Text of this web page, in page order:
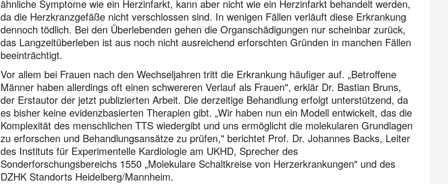
ähnliche Symptome wie ein Herzinfarkt, kann aber nicht wie ein Herzinfarkt behandelt werden,
da die Herzkranzgefäße nicht verschlossen sind. In wenigen Fällen verläuft diese Erkrankung
dennoch tödlich. Bei den Überlebenden gehen die Organschädigungen nur scheinbar zurück,
das Langzeitüberleben ist aus noch nicht ausreichend erforschten Gründen in manchen Fällen
beeinträchtigt.
Vor allem bei Frauen nach den Wechseljahren tritt die Erkrankung häufiger auf. „Betroffene
Männer haben allerdings oft einen schwereren Verlauf als Frauen", erklär Dr. Bastian Bruns,
der Erstautor der jetzt publizierten Arbeit. Die derzeitige Behandlung erfolgt unterstützend, da
es bisher keine evidenzbasierten Therapien gibt. „Wir haben nun ein Modell entwickelt, das die
Komplexität des menschlichen TTS wiedergibt und uns ermöglicht die molekularen Grundlagen
zu erforschen und Behandlungsansätze zu prüfen," berichtet Prof. Dr. Johannes Backs, Leiter
des Instituts für Experimentelle Kardiologie am UKHD, Sprecher des
Sonderforschungsbereichs 1550 „Molekulare Schaltkreise von Herzerkrankungen" und des
DZHK Standorts Heidelberg/Mannheim.